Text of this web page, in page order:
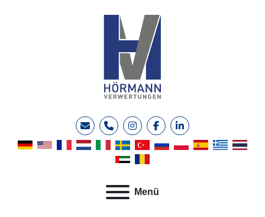
E-MailTelefoninstagramfacebooklinkedin
Menü